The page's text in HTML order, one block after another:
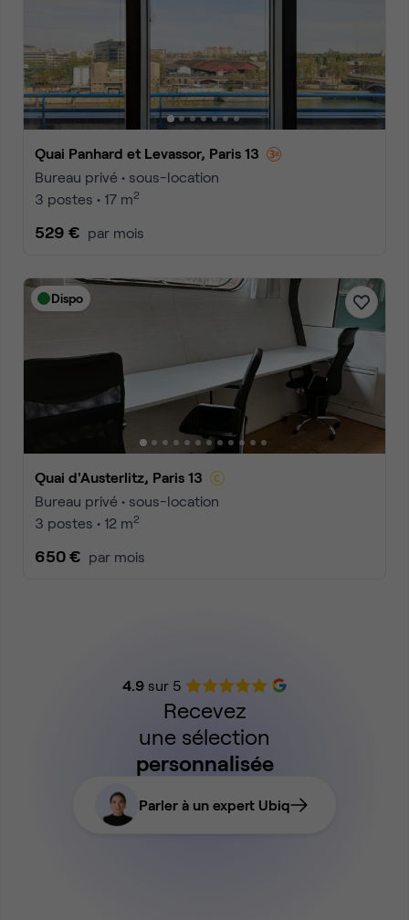
Quai Panhard et Levassor, Paris 13
Bureau privé • sous-location
3 postes • 17 m2
529 € par mois
Dispo
Quai d'Austerlitz, Paris 13
Bureau privé • sous-location
3 postes • 12 m2
650 € par mois
4.9sur 5
Recevez
une sélection
personnalisée
Parler à un expert Ubiq